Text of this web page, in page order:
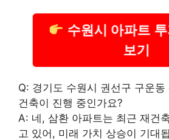
수원시 아파트 투
보기
Q: 경기도 수원시 권선구 구운동
건축이 진행 중인가요?
A: 네, 삼환 아파트는 최근 재건
고 있어, 미래 가치 상승이 기대